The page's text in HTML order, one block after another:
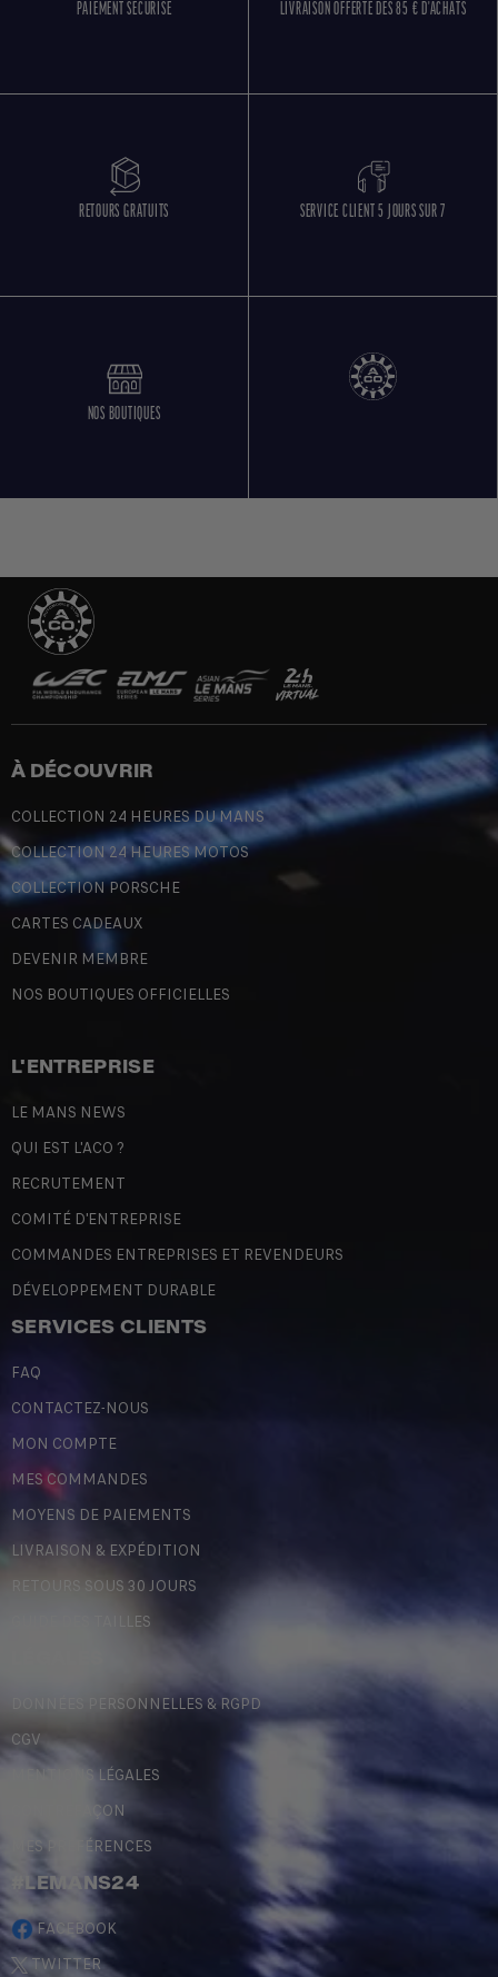
PAIEMENT SÉCURISÉ LIVRAISON OFFERTE DÈS 85 € D'ACHATS
RETOURS GRATUITS SERVICE CLIENT 5 JOURS SUR 7
NOS BOUTIQUES
À DÉCOUVRIR
COLLECTION 24 HEURES DU MANS
COLLECTION 24 HEURES MOTOS
COLLECTION PORSCHE
CARTES CADEAUX
DEVENIR MEMBRE
NOS BOUTIQUES OFFICIELLES
L'ENTREPRISE
LE MANS NEWS
QUI EST L'ACO ?
RECRUTEMENT
COMITÉ D'ENTREPRISE
COMMANDES ENTREPRISES ET REVENDEURS
DÉVELOPPEMENT DURABLE
SERVICES CLIENTS
FAQ
CONTACTEZ-NOUS
MON COMPTE
MES COMMANDES
MOYENS DE PAIEMENTS
LIVRAISON & EXPÉDITION
RETOURS SOUS 30 JOURS
GUIDE DES TAILLES
DONNÉES PERSONNELLES & RGPD
CGV
MENTIONS LÉGALES
CONTREFAÇON
MES PRÉFÉRENCES
#LEMANS24
FACEBOOK
TWITTER